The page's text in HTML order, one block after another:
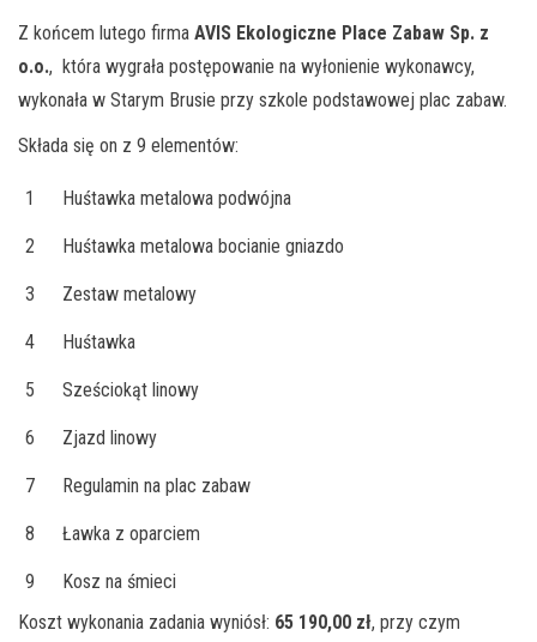
Z końcem lutego firma AVIS Ekologiczne Place Zabaw Sp. z
o.o., która wygrała postępowanie na wyłonienie wykonawcy,
wykonała w Starym Brusie przy szkole podstawowej plac zabaw.
Składa się on z 9 elementów:
1 Huśtawka metalowa podwójna
2 Huśtawka metalowa bocianie gniazdo
3 Zestaw metalowy
4 Huśtawka
5 Sześciokąt linowy
6 Zjazd linowy
7 Regulamin na plac zabaw
8 Ławka z oparciem
9
Kosz na śmieci
Koszt wykonania zadania wyniósł: 65 190,00 zł, przy czym